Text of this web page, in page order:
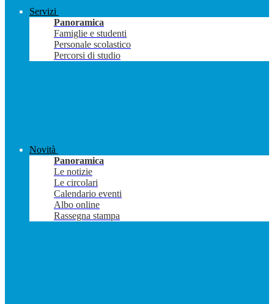
Servizi
Panoramica
Famiglie e studenti
Personale scolastico
Percorsi di studio
Novità
Panoramica
Le notizie
Le circolari
Calendario eventi
Albo online
Rassegna stampa